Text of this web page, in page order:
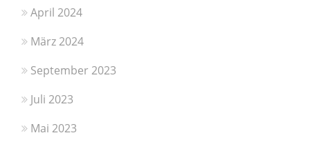
April 2024
März 2024
September 2023
Juli 2023
Mai 2023